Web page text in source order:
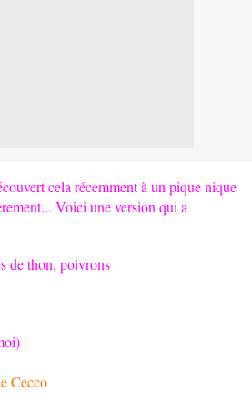
cela récemment à un pique nique
Voici une version qui a
Cecco